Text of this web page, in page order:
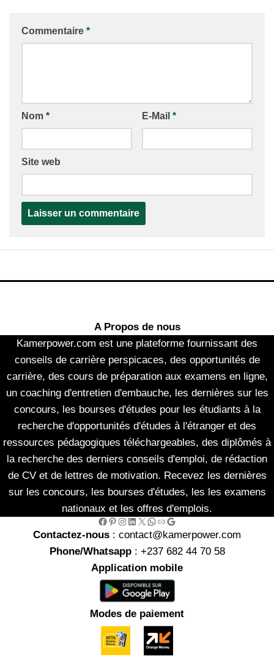
Commentaire *
Nom * E-Mail *
Site web
A Propos de nous
Kamerpower.com est une plateforme fournissant des
conseils de carrière perspicaces, des opportunités de
carrière, des cours de préparation aux examens en ligne,
un coaching d'entretien d'embauche, les dernières sur les
concours, les bourses d'études pour les étudiants à la
recherche d'opportunités d'études à l'étranger et des
ressources pédagogiques téléchargeables, des diplômés à
la recherche des derniers conseils d'emploi, de rédaction
de CV et de lettres de motivation. Recevez les dernières
sur les concours, les bourses d'études, les les examens
nationaux et les offres d'emplois.
Facebook Pinterest Instagram LinkedIn X WhatsApp Link Google
Contactez-nous : contact@kamerpower.com
Phone/Whatsapp: +237 682 44 70 58
Application mobile
Modes de paiement